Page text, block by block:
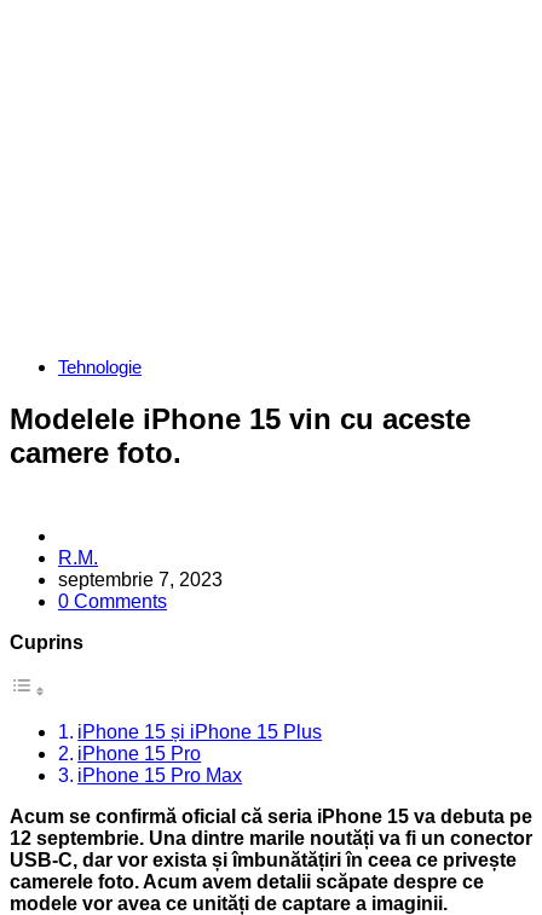
Categories
Tehnologie
Modelele iPhone 15 vin cu aceste
camere foto.
Posted
by
R.M.
septembrie 7, 2023
0 Comments
Cuprins
iPhone 15 și iPhone 15 Plus
iPhone 15 Pro
iPhone 15 Pro Max
Acum se confirmă oficial că seria iPhone 15 va debuta pe
12 septembrie. Una dintre marile noutăți va fi un conector
USB-C, dar vor exista și îmbunătățiri în ceea ce privește
camerele foto. Acum avem detalii scăpate despre ce
modele vor avea ce unități de captare a imaginii.